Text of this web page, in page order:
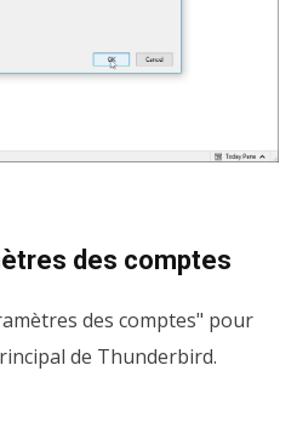
des comptes
des comptes" pour
de Thunderbird.